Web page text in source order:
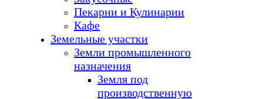
Пекарни и Кулинарии
Кафе
Земельные участки
Земли промышленного
назначения
Земля под
производственную